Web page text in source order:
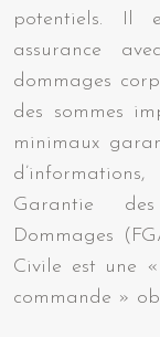
potentiels. Il
assurance
dommages
des sommes
minimaux
Garantie
Dommages
Civile est une
commande »